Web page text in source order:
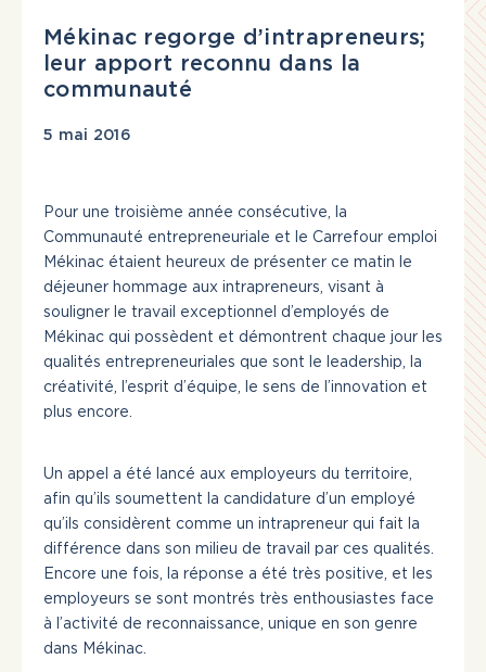
Nous joindre
INSCRIVEZ-VOUS
Mékinac regorge d’intrapreneurs;
leur apport reconnu dans la
communauté
5 mai 2016
Pour une troisième année consécutive, la
Communauté entrepreneuriale et le Carrefour emploi
Mékinac étaient heureux de présenter ce matin le
déjeuner hommage aux intrapreneurs, visant à
souligner le travail exceptionnel d’employés de
Mékinac qui possèdent et démontrent chaque jour les
qualités entrepreneuriales que sont le leadership, la
créativité, l’esprit d’équipe, le sens de l’innovation et
plus encore.
Un appel a été lancé aux employeurs du territoire,
afin qu’ils soumettent la candidature d’un employé
qu’ils considèrent comme un intrapreneur qui fait la
différence dans son milieu de travail par ces qualités.
Encore une fois, la réponse a été très positive, et les
employeurs se sont montrés très enthousiastes face
à l’activité de reconnaissance, unique en son genre
dans Mékinac.